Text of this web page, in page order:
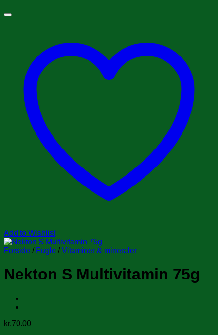
Add to Wishlist
Forside / Fugle / Vitaminer & mineraler
Nekton S Multivitamin 75g
kr.70.00